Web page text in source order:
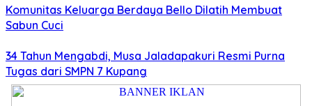
Komunitas Keluarga Berdaya Bello Dilatih Membuat
Sabun Cuci
34 Tahun Mengabdi, Musa Jaladapakuri Resmi Purna
Tugas dari SMPN 7 Kupang